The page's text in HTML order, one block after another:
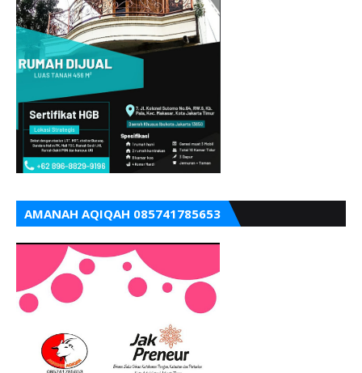
AMANAH AQIQAH 085741785653